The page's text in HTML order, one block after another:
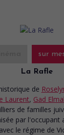
sur
La Rafle
de
Laurent, Gad
de familles
par l'occupant
avec le régime de